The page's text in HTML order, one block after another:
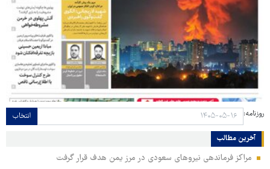
روزنامه: انتخاب
آخرین مطالب
مراکز فرماندهی نیروهای سعودی در مرز یمن هدف قرار گرفت